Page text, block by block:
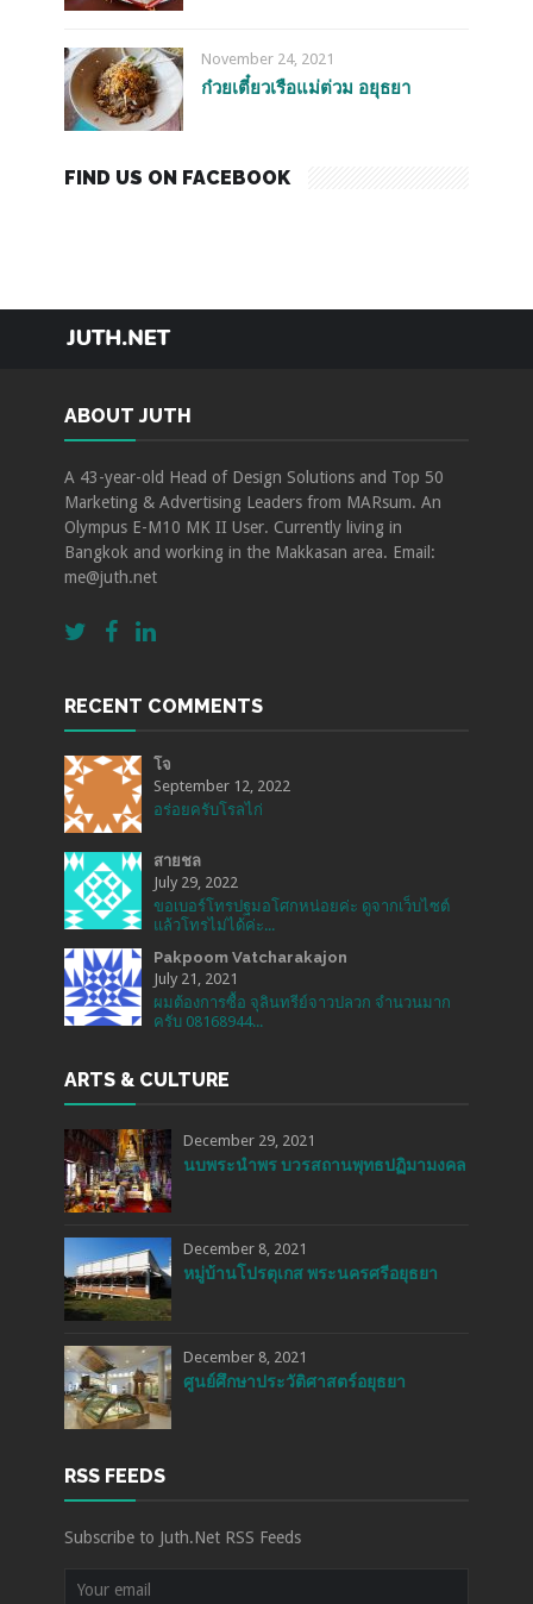
November 24, 2021
ก๋วยเตี๋ยวเรือแม่ต่วม อยุธยา
FIND US ON FACEBOOK
ABOUT JUTH
ABOUT JUTH
A 43-year-old Head of Design Solutions and Top 50
Marketing & Advertising Leaders from MARsum. An
Olympus E-M10 MK II User. Currently living in
Bangkok and working in the Makkasan area. Email:
me@juth.net
RECENT COMMENTS
โจ
September 12, 2022
อร่อยครับโรลไก่
สายชล
July 29, 2022
ขอเบอร์โทรปฐมอโศกหน่อยค่ะ ดูจากเว็บไซต์
แล้วโทรไม่ได้ค่ะ...
Pakpoom Vatcharakajon
July 21, 2021
ผมต้องการซื้อ จุลินทรีย์จาวปลวก จำนวนมาก
ครับ 08168944...
ARTS & CULTURE
December 29, 2021
นบพระนำพร บวรสถานพุทธปฏิมามงคล
December 8, 2021
หมู่บ้านโปรตุเกส พระนครศรีอยุธยา
December 8, 2021
ศูนย์ศึกษาประวัติศาสตร์อยุธยา
RSS FEEDS
Subscribe to Juth.Net RSS Feeds